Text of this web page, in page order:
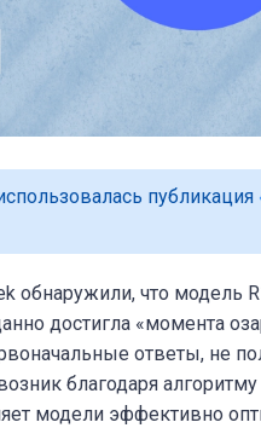
публикация
обнаружили, что модель
достигла «момента
ответы, не
благодаря
модели эффективно